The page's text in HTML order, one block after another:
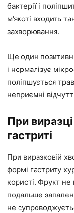
бактерії і
м’якоті входить
захворювання.
Ще один
і нормалізує
поліпшується
неприємні
При
гастриті
При виразковій
формі гастриту
користі. Фрукт
подальше
не